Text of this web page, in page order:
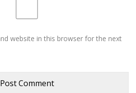
website in this browser for the next